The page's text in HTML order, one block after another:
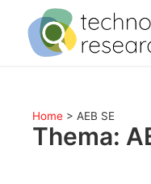
Home > AEB SE
Thema: